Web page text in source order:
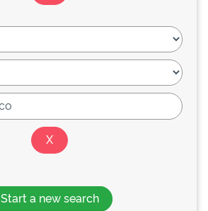
Start a new search